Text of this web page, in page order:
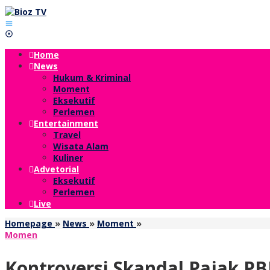
Lewati
ke
konten
Home
News
Hukum & Kriminal
Moment
Eksekutif
Perlemen
Entertainment
Travel
Wisata Alam
Kuliner
Advetorial
Eksekutif
Perlemen
Live
Homepage » News » Moment »Kontroversi
Momen